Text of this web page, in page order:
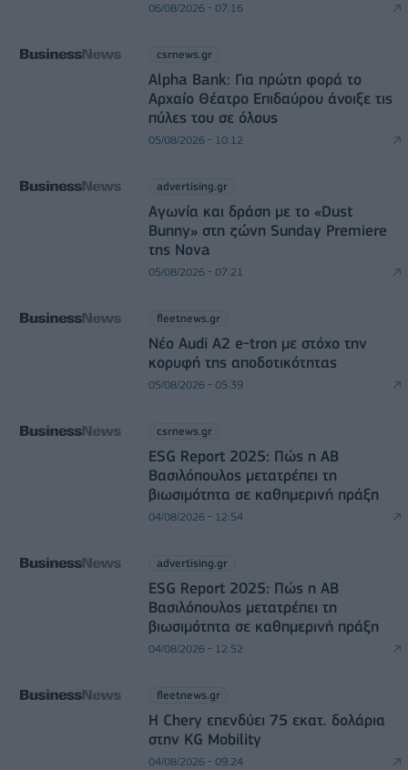
06/08/2026 - 07:16
csrnews.gr
Alpha Bank: Για πρώτη φορά το
Αρχαίο Θέατρο Επιδαύρου άνοιξε τις
πύλες του σε όλους
05/08/2026 - 10:12
advertising.gr
Αγωνία και δράση με το «Dust
Bunny» στη ζώνη Sunday Premiere
της Nova
05/08/2026 - 07:21
fleetnews.gr
Νέο Audi A2 e-tron με στόχο την
κορυφή της αποδοτικότητας
05/08/2026 - 05:39
csrnews.gr
ESG Report 2025: Πώς η ΑΒ
Βασιλόπουλος μετατρέπει τη
βιωσιμότητα σε καθημερινή πράξη
04/08/2026 - 12:54
advertising.gr
ESG Report 2025: Πώς η ΑΒ
Βασιλόπουλος μετατρέπει τη
βιωσιμότητα σε καθημερινή πράξη
04/08/2026 - 12:52
fleetnews.gr
Η Chery επενδύει 75 εκατ. δολάρια
στην KG Mobility
04/08/2026 - 09:24